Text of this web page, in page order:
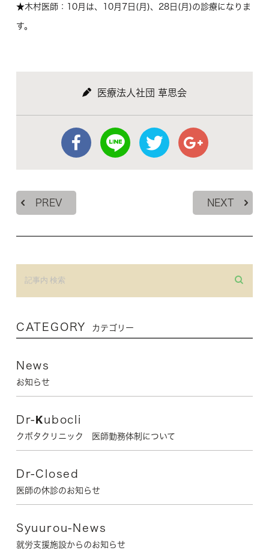
★木村医師：10月は、10月7日(月)、28日(月)の診療になりま
す。
医療法人社団 草思会
PREV NEXT
CATEGORY カテゴリー
News
お知らせ
Dr-Kubocli
クボタクリニック 医師勤務体制について
Dr-Closed
医師の休診のお知らせ
Syuurou-News
就労支援施設からのお知らせ